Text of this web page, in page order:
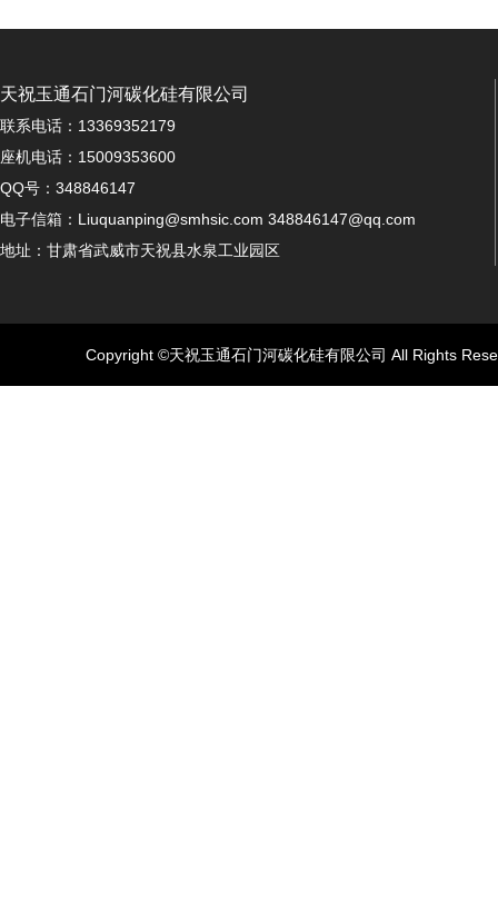
天祝玉通石门河碳化硅有限公司
联系电话：13369352179
座机电话：15009353600
QQ号：348846147
电子信箱：Liuquanping@smhsic.com 348846147@qq.com
地址：甘肃省武威市天祝县水泉工业园区
Copyright ©天祝玉通石门河碳化硅有限公司 All Rights